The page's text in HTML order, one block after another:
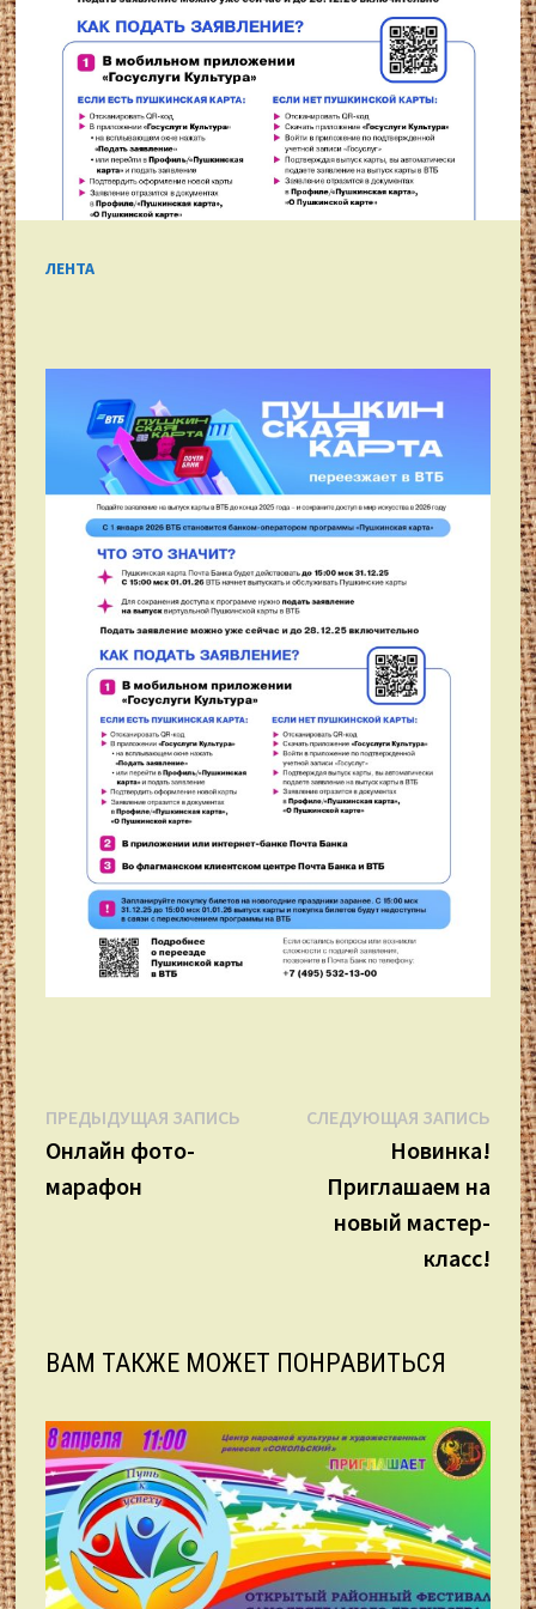
ЛЕНТА
Навигация
по
записям
ПРЕДЫДУЩАЯ ЗАПИСЬ Предыдущая
Онлайн фото-
марафон
СЛЕДУЮЩАЯ ЗАПИСЬ
Новинка!
Приглашаем на
новый мастер-
класс!
ВАМ ТАКЖЕ МОЖЕТ ПОНРАВИТЬСЯ